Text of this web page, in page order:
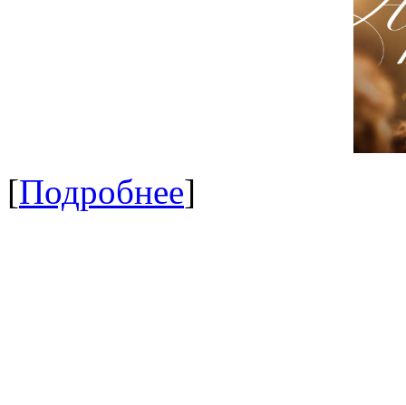
[Подробнее]